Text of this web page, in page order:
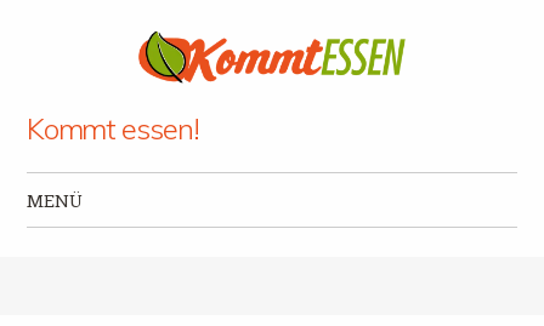
Kommt essen!
MENÜ